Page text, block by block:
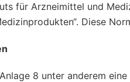
für Arzneimittel und
Diese
8 unter anderem